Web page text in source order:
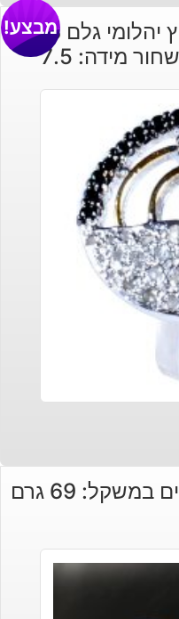
טבעת כסף 925 בשיבוץ יהלומי גלם 0.93
מידה: 7.5
מבצע!
69 גרם